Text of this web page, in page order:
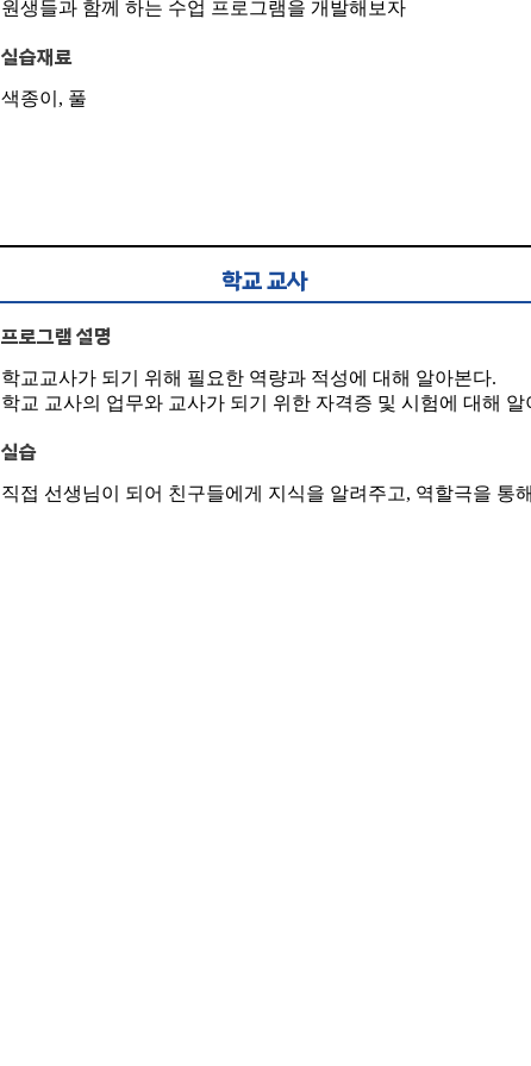
원생들과 함께 하는 수업 프로그램을 개발해보자
실습재료
색종이, 풀
학교 교사
프로그램 설명
학교교사가 되기 위해 필요한 역량과 적성에 대해 알아본다.
학교 교사의 업무와 교사가 되기 위한 자격증 및 시험에 대해 알
실습
직접 선생님이 되어 친구들에게 지식을 알려주고, 역할극을 통